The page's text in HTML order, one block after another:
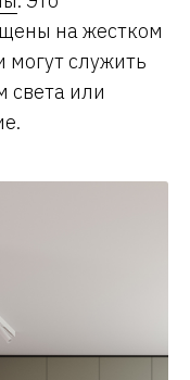
на жестком
служить
света или